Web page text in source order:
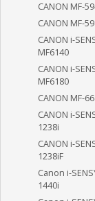
CANON MF-
CANON MF-
CANON i-
MF6140
CANON i-
MF6180
CANON MF-
CANON i-
1238i
CANON i-
1238iF
Canon i-
1440i